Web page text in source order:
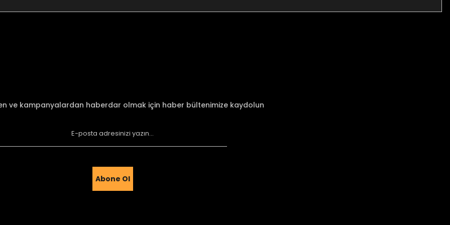
Gönder
ve kampanyalardan haberdar olmak için haber bültenimize kaydolun
Abone Ol